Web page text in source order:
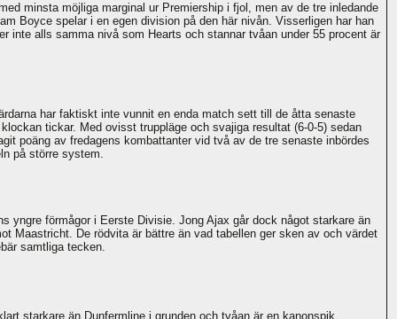
minsta möjliga marginal ur Premiership i fjol, men av de tre inledande
Boyce spelar i en egen division på den här nivån. Visserligen har han
inte alls samma nivå som Hearts och stannar tvåan under 55 procent är
har faktiskt inte vunnit en enda match sett till de åtta senaste
tickar. Med ovisst truppläge och svajiga resultat (6-0-5) sedan
poäng av fredagens kombattanter vid två av de tre senaste inbördes
på större system.
yngre förmågor i Eerste Divisie. Jong Ajax går dock något starkare än
Maastricht. De rödvita är bättre än vad tabellen ger sken av och värdet
samtliga tecken.
starkare än Dunfermline i grunden och tvåan är en kanonspik.